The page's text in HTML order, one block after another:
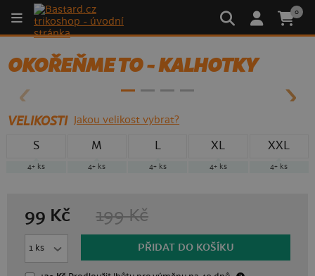
0
OKOŘEŇME TO - KALHOTKY
VELIKOSTI Jakou velikost vybrat?
S
4+ ks
M
4+ ks
L
4+ ks
XL
4+ ks
XXL
4+ ks
99 Kč 199 Kč
PŘIDAT DO KOŠÍKU